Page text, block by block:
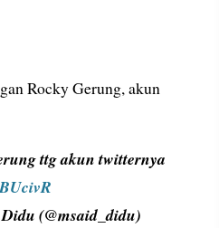
Rocky Gerung, akun
ttg akun twitternya
(@msaid_didu)